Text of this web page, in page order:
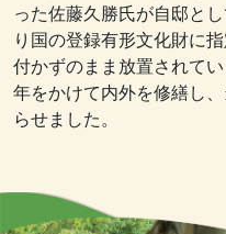
った佐藤久勝氏が自邸と
り国の登録有形文化財に
付かずのまま放置されて
年をかけて内外を修繕し
らせました。